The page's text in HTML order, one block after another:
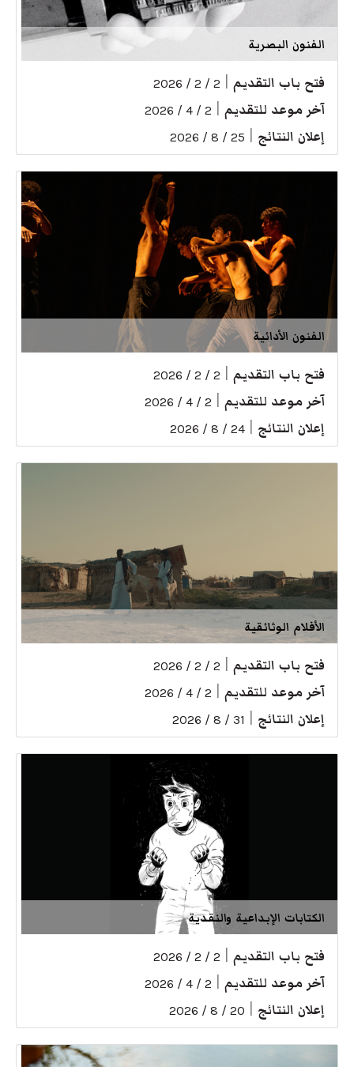
الفنون البصرية
فتح باب التقديم 2 / 2 / 2026
آخر موعد للتقديم 2 / 4 / 2026
إعلان النتائج 25 / 8 / 2026
الفنون الأدائية
فتح باب التقديم 2 / 2 / 2026
آخر موعد للتقديم 2 / 4 / 2026
إعلان النتائج 24 / 8 / 2026
الأفلام الوثائقية
فتح باب التقديم 2 / 2 / 2026
آخر موعد للتقديم 2 / 4 / 2026
إعلان النتائج 31 / 8 / 2026
الكتابات الإبداعية والنقدية
فتح باب التقديم 2 / 2 / 2026
آخر موعد للتقديم 2 / 4 / 2026
إعلان النتائج 20 / 8 / 2026